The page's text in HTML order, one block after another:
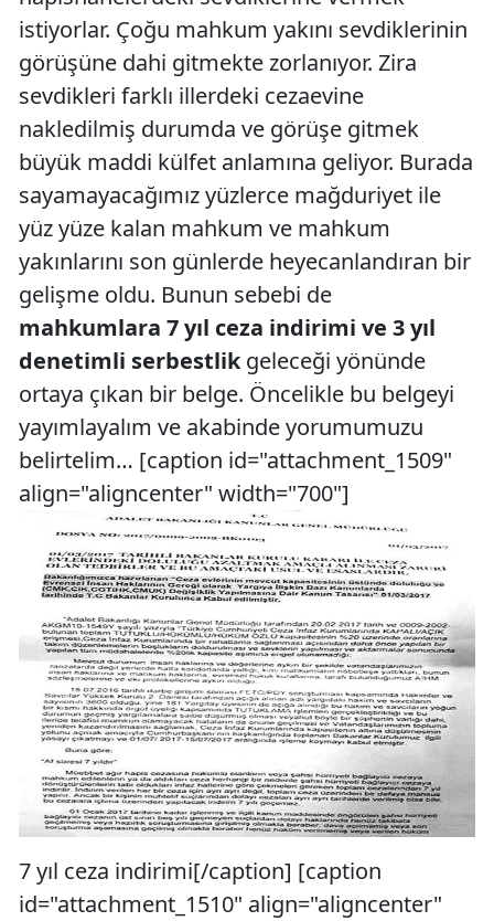
istiyorlar. Çoğu mahkum yakını sevdiklerinin
görüşüne dahi gitmekte zorlanıyor. Zira
sevdikleri farklı illerdeki cezaevine
nakledilmiş durumda ve görüşe gitmek
büyük maddi külfet anlamına geliyor. Burada
sayamayacağımız yüzlerce mağduriyet ile
yüz yüze kalan mahkum ve mahkum
yakınlarını son günlerde heyecanlandıran bir
gelişme oldu. Bunun sebebi de
mahkumlara 7 yıl ceza indirimi ve 3 yıl
denetimli serbestlikgeleceği yönünde
ortaya çıkan bir belge. Öncelikle bu belgeyi
yayımlayalım ve akabinde yorumumuzu
belirtelim… [caption id="attachment_1509"
align="aligncenter" width="700"]
7 yıl ceza indirimi[/caption] [caption
id="attachment_1510" align="aligncenter"